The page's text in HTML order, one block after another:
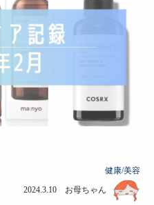
健康/美容
2024.3.10 お母ちゃん